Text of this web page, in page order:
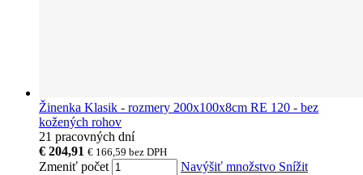
Žinenka Klasik - rozmery 200x100x8cm RE 120 - bez
kožených rohov
21 pracovných dní
€ 204,91 € 166,59 bez DPH
Zmeniť počet Navýšiť množstvo Snížit